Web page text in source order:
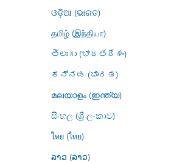
ଓଡ଼ିଆ (ଭାରତ)
தமிழ் (இந்தியா)
తెలుగు (భారతదేశం)
ಕನ್ನಡ (ಭಾರತ)
മലയാളം (ഇന്ത്യ)
සිංහල (ශ්‍රී ලංකාව)
ไทย (ไทย)
ລາວ (ລາວ)